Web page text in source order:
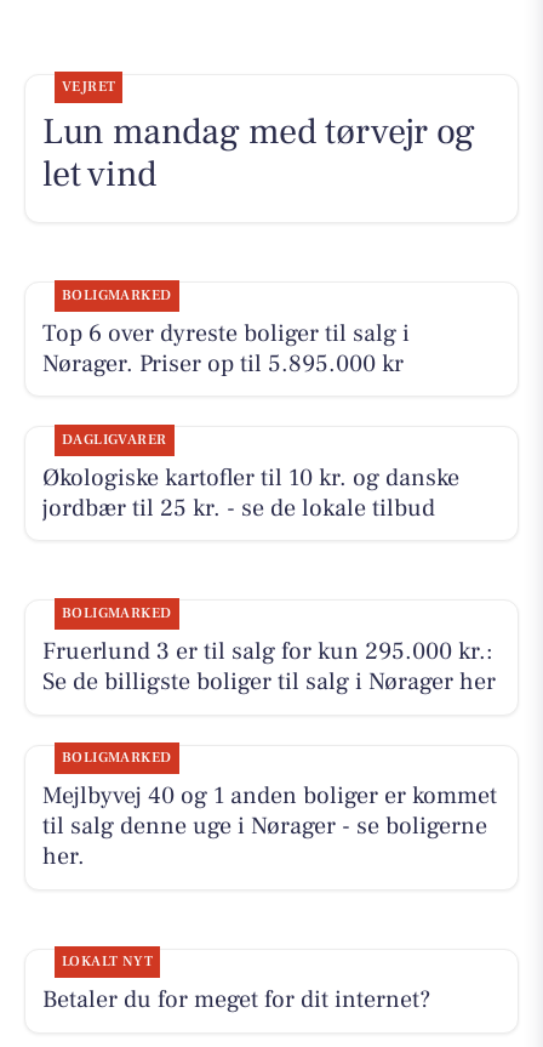
VEJRET
Lun mandag med tørvejr og
let vind
BOLIGMARKED
Top 6 over dyreste boliger til salg i
Nørager. Priser op til 5.895.000 kr
DAGLIGVARER
Økologiske kartofler til 10 kr. og danske
jordbær til 25 kr. - se de lokale tilbud
BOLIGMARKED
Fruerlund 3 er til salg for kun 295.000 kr.:
Se de billigste boliger til salg i Nørager her
BOLIGMARKED
Mejlbyvej 40 og 1 anden boliger er kommet
til salg denne uge i Nørager - se boligerne
her.
LOKALT NYT
Betaler du for meget for dit internet?